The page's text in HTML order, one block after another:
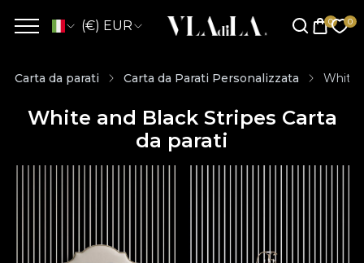
(€) EUR
Carta da parati Carta da Parati Personalizzata White
White and Black Stripes Carta
da parati